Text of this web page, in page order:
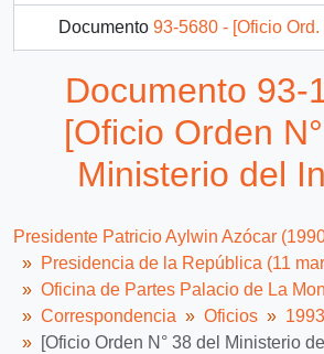
Documento 93-5680 - [Oficio Ord. N° 834 de Ministro
Documento 93-5698 - [Oficio Ord. N°257 de
2836 más...
Documento 93-
[Oficio Orden
Ministerio del
Presidente Patricio Aylwin Azócar
Presidencia de la República (11
Oficina de Partes Palacio de La
Correspondencia
Oficios
1993
[Oficio Orden N° 38 del Ministerio